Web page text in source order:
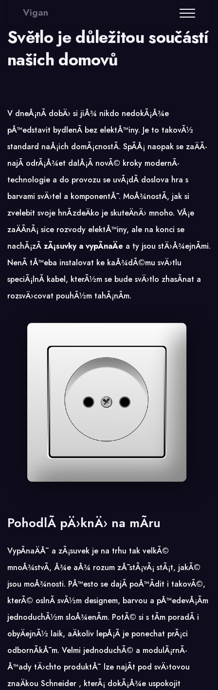
Vigan
Světlo je důležitou součástí
našich domovů
V dneÅ¡nÃ­ dobÄ› si jiÅ¾ nikdo nedokÃ¡Å¾e
pÅ™edstavit bydlenÃ­ bez elektÅ™iny. Je to takovÃ½
standard naÅ¡ich domÃ¡cnostÃ­. SpÃ­Å¡ naopak se zaÄÃ­
najÃ­ odrÃ¡Å¾et dalÅ¡Ã­ novÃ© kroky modernÃ­
technologie a do provozu se uvÃ¡dÃ­ doslova hra s
barvami svÄ›tel a komponentÅ¯. MoÅ¾nostÃ­, jak si
zvelebit svoje hnÃ­zdeÄko je skuteÄnÄ› mnoho. VÅ¡e
zaÄÃ­nÃ¡ sice rozvody elektÅ™iny, ale na konci se
nachÃ¡zÃ­ zÃ¡suvky a vypÃ­naÄe a ty jsou stÄ›Å¾ejnÃ­mi.
NenÃ­ tÅ™eba instalovat ke kaÅ¾dÃ©mu svÄ›tlu
speciÃ¡lnÃ­ kabel, kterÃ½m se bude svÄ›tlo zhasÃ­nat a
rozsvÄ›covat pouhÃ½m tahÃ¡nÃ­m.
PohodlÃ­ pÄ›knÄ› na mÃ­ru
VypÃ­naÄÅ¯ a zÃ¡suvek je na trhu tak velkÃ©
mnoÅ¾stvÃ­, Å¾e aÅ¾ rozum zÅ¯stÃ¡vÃ¡ stÃ¡t, jakÃ©
jsou moÅ¾nosti. PÅ™esto se dajÃ­ poÅ™Ã­dit i takovÃ©,
kterÃ© oslnÃ­ svÃ½m designem, barvou a pÅ™edevÅ¡Ã­m
jednoduchÃ½m sloÅ¾enÃ­m. PotÃ© si s tÃ­m poradÃ­ i
obyÄejnÃ½ laik, aÄkoliv lepÅ¡Ã­ je ponechat prÃ¡ci
odbornÃ­kÅ¯m. Velmi jednoduchÃ© a modulÃ¡rnÃ­
Å™ady tÄ›chto produktÅ¯ lze najÃ­t pod svÄ›tovou
znaÄkou Schneider , kterÃ¡ dokÃ¡Å¾e uspokojit